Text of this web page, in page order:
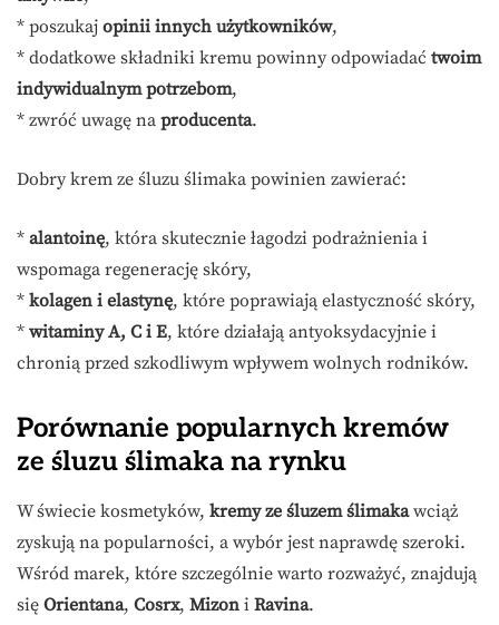
* poszukaj opinii innych użytkowników,
* dodatkowe składniki kremu powinny odpowiadać twoim
indywidualnym potrzebom,
* zwróć uwagę na producenta.
Dobry krem ze śluzu ślimaka powinien zawierać:
* alantoinę, która skutecznie łagodzi podrażnienia i
wspomaga regenerację skóry,
* kolagen i elastynę, które poprawiają elastyczność skóry,
* witaminy A, C i E, które działają antyoksydacyjnie i
chronią przed szkodliwym wpływem wolnych rodników.
Porównanie popularnych kremów
ze śluzu ślimaka na rynku
W świecie kosmetyków, kremy ze śluzem ślimakawciąż
zyskują na popularności, a wybór jest naprawdę szeroki.
Wśród marek, które szczególnie warto rozważyć, znajdują
się Orientana, Cosrx, Mizon i Ravina.